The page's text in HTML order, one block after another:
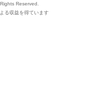
Reserved.
る収益を得ています